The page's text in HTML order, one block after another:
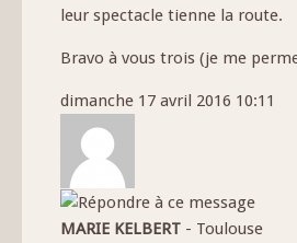
leur spectacle tienne la route.
Bravo à vous trois (je me
dimanche 17 avril 2016 10:11
MARIE KELBERT - Toulouse